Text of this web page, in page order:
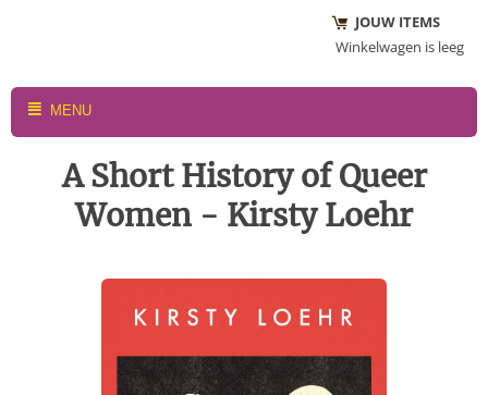
JOUW ITEMS
Winkelwagen is leeg
MENU
A Short History of Queer
Women - Kirsty Loehr